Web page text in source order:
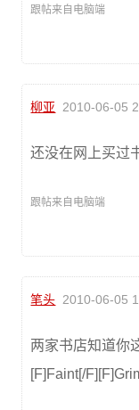
跟帖来自电脑端
柳亚 2010-06-05
还没在网上买过
跟帖来自电脑端
笔头 2010-06-05
两家书店知道你
[F]Faint[/